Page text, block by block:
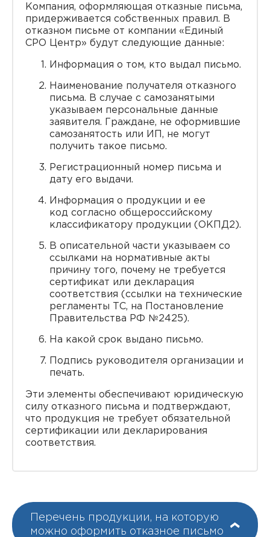
Компания, оформляющая отказные письма,
придерживается собственных правил. В
отказном письме от компании «Единый
СРО Центр» будут следующие данные:
Информация о том, кто выдал письмо.
Наименование получателя отказного
письма. В случае с самозанятыми
указываем персональные данные
заявителя. Граждане, не оформившие
самозанятость или ИП, не могут
получить такое письмо.
Регистрационный номер письма и
дату его выдачи.
Информация о продукции и ее
код согласно общероссийскому
классификатору продукции (ОКПД2).
В описательной части указываем со
ссылками на нормативные акты
причину того, почему не требуется
сертификат или декларация
соответствия (ссылки на технические
регламенты ТС, на Постановление
Правительства РФ №2425).
На какой срок выдано письмо.
Подпись руководителя организации и
печать.
Эти элементы обеспечивают юридическую
силу отказного письма и подтверждают,
что продукция не требует обязательной
сертификации или декларирования
соответствия.
Перечень продукции, на которую
можно оформить отказное письмо